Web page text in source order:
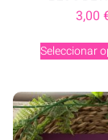
3,00
Seleccionar